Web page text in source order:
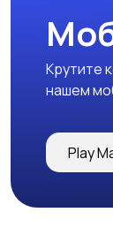
Крутите
нашем
Play